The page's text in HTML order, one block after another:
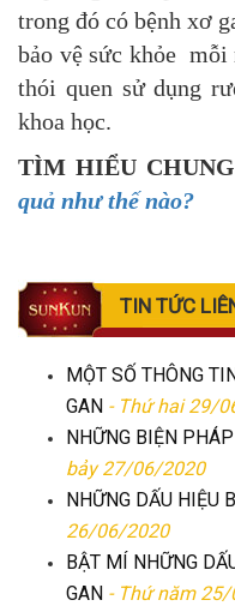
trong đó có bệnh xơ
bảo vệ sức khỏe
thói quen sử dụng
khoa học.
TÌM HIỂU
quả như thế nào?
TIN TỨC
MỘT SỐ THÔNG
GAN - Thứ hai 29/
NHỮNG BIỆN
bảy 27/06/2020
NHỮNG DẤU HIỆU
26/06/2020
BẬT MÍ NHỮNG
GAN - Thứ năm